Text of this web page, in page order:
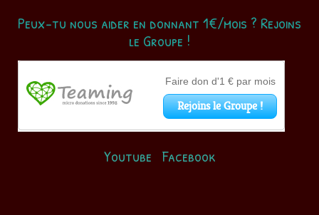
Peux-tu nous aider en donnant 1€/mois ? Rejoins
le Groupe !
Youtube Facebook